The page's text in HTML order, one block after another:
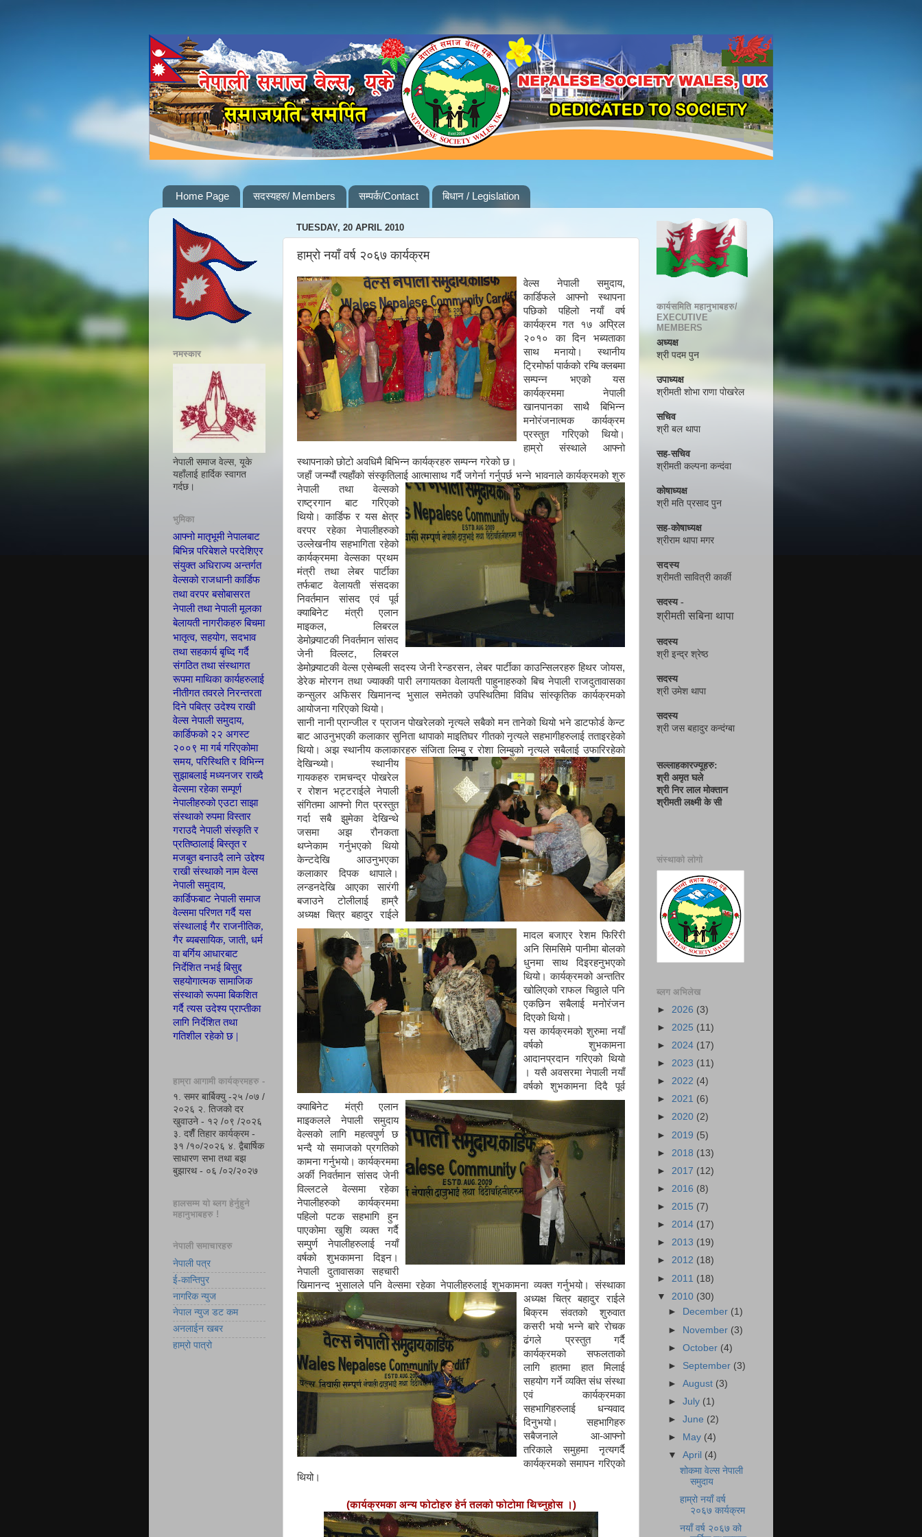
Home Page सदस्यहरु/ Members सम्पर्क/Contact बिधान / Legislation
TUESDAY, 20 APRIL 2010
हाम्रो नयाँ वर्ष २०६७ कार्यक्रम
वेल्स नेपाली समुदाय,
कार्डिफले आफ्नो स्थापना
पछिको पहिलो नयाँ वर्ष
कार्यक्रम गत १७ अप्रिल
२०१० का दिन भब्यताका
साथ मनायो। स्थानीय
ट्रिमोर्फा पार्कको रग्बि क्लबमा
सम्पन्न भएको यस
कार्यक्रममा नेपाली
खानपानका साथै बिभिन्न
मनोरंजनात्मक कार्यक्रम
प्रस्तुत गरिएको थियो।
हाम्रो संस्थाले आफ्नो
स्थापनाको छोटो अवधिमै बिभिन्न कार्यक्रहरु सम्पन्न गरेको छ।
जहाँ जन्म्यौं त्यहाँको संस्कृतिलाई आत्मासाथ गर्दै जगेर्ना गर्नुपर्छ भन्ने भावनाले कार्यक्रमको शुरु
नेपाली तथा वेल्सको
राष्ट्रगान बाट गरिएको
थियो। कार्डिफ र यस क्षेत्र
वरपर रहेका नेपालीहरुको
उल्लेखनीय सहभागिता रहेको
कार्यक्रममा वेल्सका प्रथम
मंत्री तथा लेबर पार्टीका
तर्फबाट वेलायती संसदका
निवर्तमान सांसद एवं पूर्व
क्याबिनेट मंत्री एलान
माइकल, लिबरल
डेमोक्र्याटकी निवर्तमान सांसद
जेनी विल्लट, लिबरल
डेमोक्र्याटकी वेल्स एसेम्बली सदस्य जेनी रेन्डरसन, लेबर पार्टीका काउन्सिलरहरु हिथर जोयस,
डेरेक मोरगन तथा ज्याक्की पारी लगायतका वेलायती पाहुनाहरुको बिच नेपाली राजदुतावासका
कन्सुलर अफिसर खिमानन्द भुसाल समेतको उपस्थितिमा विविध सांस्कृतिक कार्यक्रमको
आयोजना गरिएको थियो।
सानी नानी प्रान्जील र प्राजन पोखरेलको नृत्यले सबैको मन तानेको थियो भने डाटफोर्ड केन्ट
बाट आउनुभएकी कलाकार सुनिता थापाको माइतिघर गीतको नृत्यले सहभागीहरुलाई तताइरहेको
थियो। अझ स्थानीय कलाकारहरु संजिता लिम्बु र रोशा लिम्बुको नृत्यले सबैलाई उफारिरहेको
देखिन्थ्यो। स्थानीय
गायकहरु रामचन्द्र पोखरेल
र रोशन भट्टराईले नेपाली
संगितमा आफ्नो गित प्रस्तुत
गर्दा सबै झुमेका देखिन्थे
जसमा अझ रौनकता
थप्नेकाम गर्नुभएको थियो
केन्टदेखि आउनुभएका
कलाकार दिपक थापाले।
लन्डनदेखि आएका सारंगी
बजाउने टोलीलाई हाम्रै
अध्यक्ष चित्र बहादुर राईले
मादल बजाएर रेशम फिरिरी
अनि सिमसिमे पानीमा बोलको
धुनमा साथ दिइरहनुभएको
थियो। कार्यक्रमको अन्ततिर
खोलिएकोराफल चिठ्ठाले पनि
एकछिन सबैलाई मनोरंजन
दिएको थियो।
यस कार्यक्रमको शुरुमा नयाँ
वर्षको शुभकामना
आदानप्रदान गरिएको थियो
। यसै अवसरमा नेपाली नयाँ
वर्षको शुभकामना दिदै पूर्व
क्याबिनेट मंत्री एलान
माइकलले नेपाली समुदाय
वेल्सको लागि महत्वपुर्ण छ
भन्दै यो समाजको प्रगतिको
कामना गर्नुभयो। कार्यक्रममा
अर्की निवर्तमान सांसद जेनी
विल्लटले वेल्समा रहेका
नेपालीहरुको कार्यक्रममा
पहिलो पटक सहभागि हुन
पाएकोमा खुशि व्यक्त गर्दै
सम्पुर्ण नेपालीहरुलाई नयाँ
वर्षको शुभकामना दिइन।
नेपाली दुतावासका सहचारी
खिमानन्द भुसालले पनि वेल्समा रहेका नेपालीहरुलाई शुभकामना व्यक्त गर्नुभयो। संस्थाका
अध्यक्ष चित्र बहादुर राईले
बिक्रम संवतको शुरुवात
कसरी भयो भन्ने बारे रोचक
ढंगले प्रस्तुत गर्दै
कार्यक्रमको सफलताको
लागि हातमा हात मिलाई
सहयोग गर्ने व्यक्ति संध संस्था
एवं कार्यक्रमका
सहभागिहरुलाई धन्यवाद
दिनुभयो। सहभागिहरु
सबैजनाले आ-आफ्नो
तरिकाले समुहमा नृत्यगर्दै
कार्यक्रमको समापन गरिएको
थियो।
(कार्यक्रमका अन्य फोटोहरु हेर्न तलको फोटोमा थिच्नुहोस ।)
नमस्कार
नेपाली समाज वेल्स, यूके
यहाँलाई हार्दिक स्वागत
गर्दछ।
भुमिका
आफ्नो मातृभूमी नेपालबाट
बिभिन्न परिबेशले परदेशिएर
संयुक्त अधिराज्य अन्तर्गत
वेल्सको राजधानी कार्डिफ
तथा वरपर बसोबासरत
नेपाली तथा नेपाली मूलका
बेलायती नागरीकहरु बिचमा
भातृत्व, सहयोग,सदभाव
तथा सहकार्य बृध्दि गर्दै
संगठित तथासंस्थागत
रूपमा माथिका कार्यहरुलाई
नीतीगत तवरले निरन्तरता
दिने पबित्र उदेश्य राखी
वेल्स नेपालीसमुदाय,
कार्डिफको २२ अगस्ट
२००९ मा गर्बगरिएकोमा
समय, परिस्थिति र विभिन्न
सुझाबलाई मध्यनजर राख्दै
वेल्समा रहेका सम्पूर्ण
नेपालीहरुको एउटा साझा
संस्थाको रुपमा विस्तार
गराउदै नेपाली संस्कृति र
प्रतिष्ठालाई बिस्तृत र
मजबुत बनाउदै लाने उद्देश्य
राखी संस्थाको नाम वेल्स
नेपाली समुदाय,
कार्डिफबाट नेपाली समाज
वेल्समा परिणतगर्दै यस
संस्थालाई गैर राजनीतिक,
गैर ब्यबसायिक, जाती, धर्म
वा बर्गिय आधारबाट
निर्देशित नभई बिसुद्द
सहयोगात्मक सामाजिक
संस्थाको रूपमाबिकशित
गर्दै त्यस उदेश्यप्राप्तीका
लागि निर्देशित तथा
गतिशील रहेको छ |
हाम्रा आगामी कार्यक्रमहरु -
१. समर बार्बिक्यु -२५ /०७ /
२०२६ २. तिजको दर
खुवाउने - १२ /०९ /२०२६
३. दशैँ तिहार कार्यक्रम -
३१ /१०/२०२६ ४. द्वैबार्षिक
साधारण सभा तथा बझ
बुझारथ - ०६ /०२/२०२७
हालसम्म यो ब्लग हेर्नुहुने
महानुभाबहरु !
नेपाली समाचारहरु
नेपाली पत्र
ई-कान्तिपुर
नागरिक न्युज
नेपाल न्युज डट कम
अनलाईन खबर
हाम्रो पात्रो
कार्यसमिति महानुभाबहरु/
EXECUTIVE
MEMBERS
अध्यक्ष
श्री पदम पुन
उपाध्यक्ष
श्रीमती शोभा राणा पोखरेल
सचिव
श्री बल थापा
सह-सचिव
श्रीमती कल्पना कन्दंवा
कोषाध्यक्ष
श्री मति प्रसाद पुन
सह-कोषाध्यक्ष
श्रीराम थापा मगर
सदस्य
श्रीमती सावित्री कार्की
सदस्य -
श्रीमती सबिना थापा
सदस्य
श्री इन्द्र श्रेष्ठ
सदस्य
श्री उमेश थापा
सदस्य
श्री जस बहादुर कन्दंग्बा
सल्लाहकारज्यूहरु:
श्री अमृत घले
श्री निर लाल मोक्तान
श्रीमती लक्ष्मी के सी
संस्थाको लोगो
ब्लग अभिलेख
► 2026 (3)
► 2025 (11)
► 2024 (17)
► 2023 (11)
► 2022 (4)
► 2021 (6)
► 2020 (2)
► 2019 (5)
► 2018 (13)
► 2017 (12)
► 2016 (8)
► 2015 (7)
► 2014 (17)
► 2013 (19)
► 2012 (18)
► 2011 (18)
▼ 2010 (30)
►
December (1)
► November (3)
►October (4)
► September (3)
►August (3)
►July (1)
►June (2)
►
May (4)
▼April (4)
शोकमा वेल्स नेपाली
समुदाय
हाम्रो नयाँ वर्ष
२०६७ कार्यक्रम
नयाँ वर्ष २०६७ को